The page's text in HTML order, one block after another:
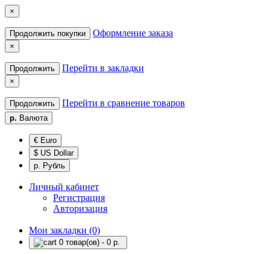
×
Продолжить покупки Оформление заказа
×
Продолжить Перейти в закладки
×
Продолжить Перейти в сравнение товаров
р. Валюта
€ Euro
$ US Dollar
р. Рубль
Личный кабинет
Регистрация
Авторизация
Мои закладки (0)
0 товар(ов) - 0 р.